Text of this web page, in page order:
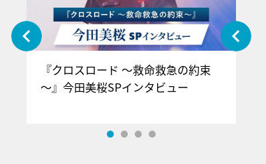
『クロスロード ～救命救急の約束
～』今田美桜SPインタビュー